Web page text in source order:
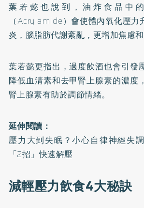
葉若懿也說到，油炸食品中
（Acrylamide）會使體內氧化壓力
炎，腦脂肪代謝紊亂，更增加焦慮和
葉若懿更指出，過度飲酒也會引發
降低血清素和去甲腎上腺素的濃度
腎上腺素有助於調節情緒。
延伸閱讀：
壓力大到失眠？小心自律神經失
「2招」快速解壓
減輕壓力飲食4大秘訣